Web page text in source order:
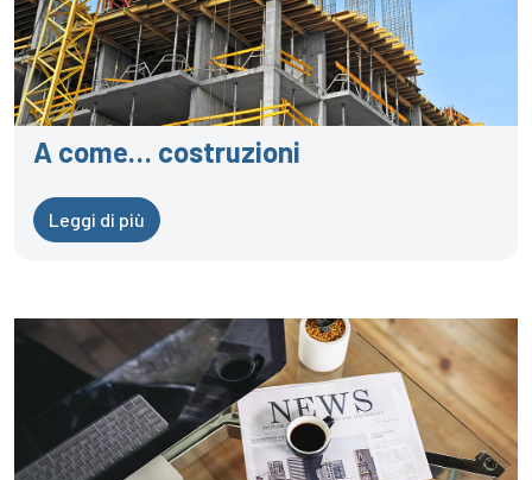
A come… costruzioni
Leggi di più